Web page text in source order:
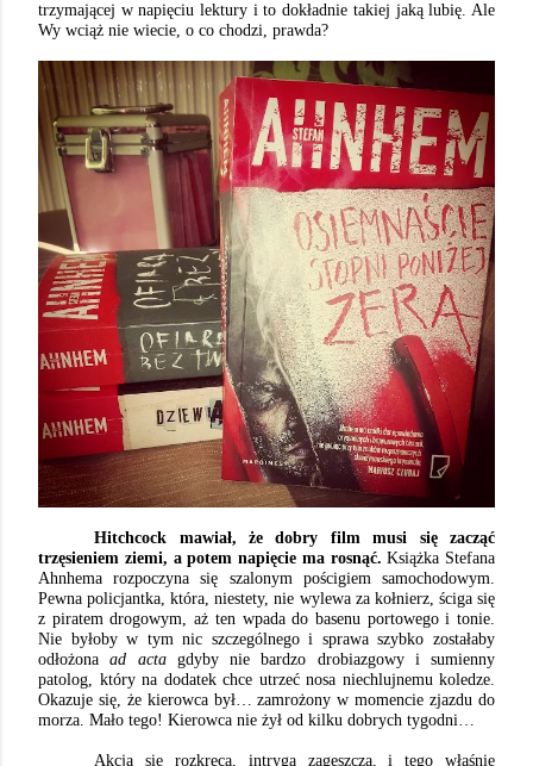
trzymającej w napięciu lektury i to dokładnie takiej jaką lubię. Ale
Wy wciąż nie wiecie, o co chodzi, prawda?
Hitchcock mawiał, że dobry film musi się zacząć
trzęsieniem ziemi, a potem napięcie ma rosnąć.Książka Stefana
Ahnhema rozpoczyna się szalonym pościgiem samochodowym.
Pewna policjantka, która, niestety, nie wylewa za kołnierz, ściga się
z piratem drogowym, aż ten wpada do basenu portowego i tonie.
Nie byłoby w tym nic szczególnego i sprawa szybko zostałaby
odłożonaad actagdyby nie bardzo drobiazgowy i sumienny
patolog, który na dodatek chce utrzeć nosa niechlujnemu koledze.
Okazuje się, że kierowca był… zamrożony w momencie zjazdu do
morza. Mało tego! Kierowca nie żył od kilku dobrych tygodni…
Akcja się rozkręca, intryga zagęszcza, i tego właśnie